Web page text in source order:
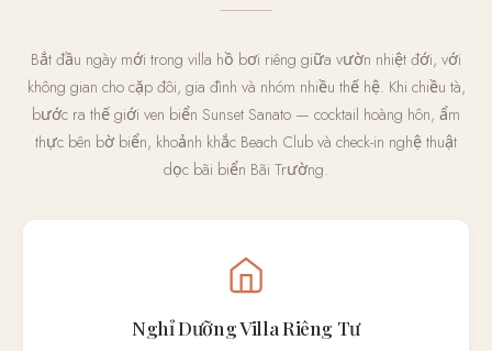
Bắt đầu ngày mới trong villa hồ bơi riêng giữa vườn nhiệt đới, với
không gian cho cặp đôi, gia đình và nhóm nhiều thế hệ. Khi chiều tà,
bước ra thế giới ven biển Sunset Sanato — cocktail hoàng hôn, ẩm
thực bên bờ biển, khoảnh khắc Beach Club và check-in nghệ thuật
dọc bãi biển Bãi Trường.
Nghỉ Dưỡng Villa Riêng Tư